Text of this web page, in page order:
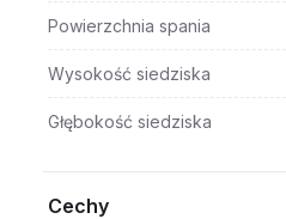
Powierzchnia spania
Wysokość siedziska
Głębokość siedziska
Cechy